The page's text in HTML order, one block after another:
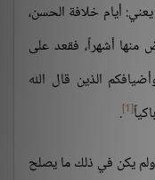
أيام خلافة الحسن،
أشهراً، فقعد على
الذين قال الله
[1]
.
ولم يكن في ذلك ما يصلح